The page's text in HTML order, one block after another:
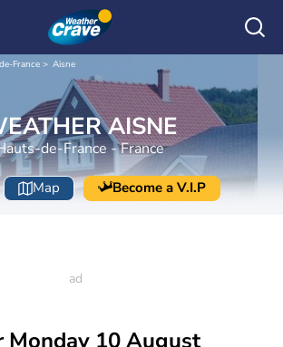
France Aisne
AISNE
de-France - France
Map Become a V.I.P
Monday 10 August